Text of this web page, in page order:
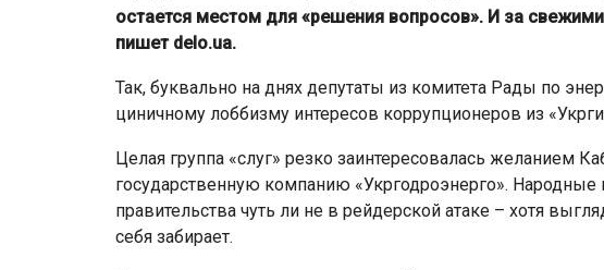
остается местом для «решения вопросов». И за
пишет delo.ua.
Так, буквально на днях депутаты из комитета Рады по
циничному лоббизму интересов коррупционеров из
Целая группа «слуг» резко заинтересовалась желанием
государственную компанию «Укргодроэнерго».
правительства чуть ли не в рейдерской атаке – хотя
себя забирает.